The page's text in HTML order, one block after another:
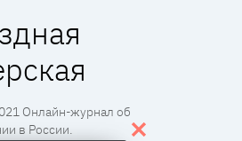
Онлайн-журнал об
в России.